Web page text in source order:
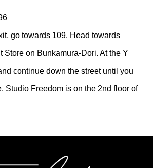
go towards 109. Head towards
Store on Bunkamura-Dori. At the Y
continue down the street until you
Studio Freedom is on the 2nd floor of